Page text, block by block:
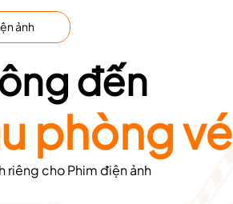
riêng cho Phim điện ảnh
ảnh
đến
phòng vé